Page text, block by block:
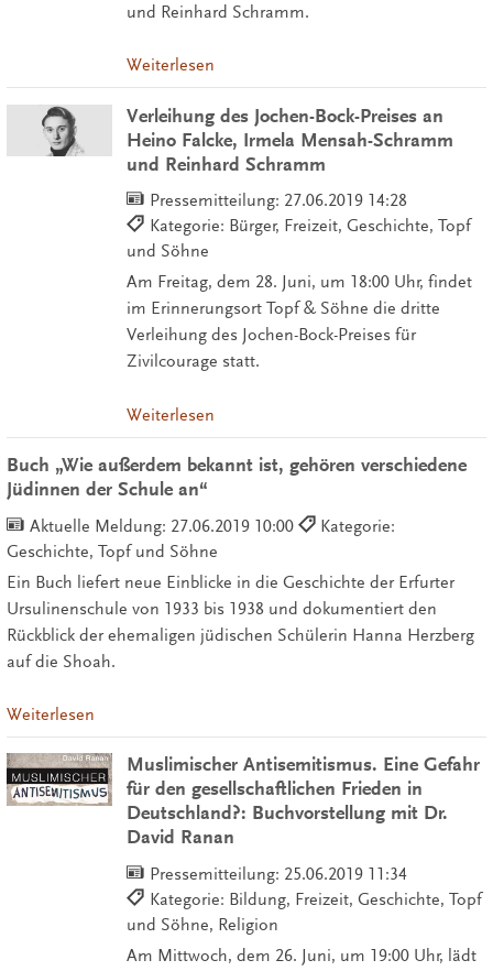
und Reinhard Schramm.
Weiterlesen
Verleihung des Jochen-Bock-Preises an
Heino Falcke, Irmela Mensah-Schramm
und Reinhard Schramm
Pressemitteilung: 27.06.2019 14:28
Kategorie: Bürger, Freizeit, Geschichte, Topf
und Söhne
Am Freitag, dem 28. Juni, um 18:00 Uhr, findet
im Erinnerungsort Topf & Söhne die dritte
Verleihung des Jochen-Bock-Preises für
Zivilcourage statt.
Weiterlesen
Buch „Wie außerdem bekannt ist, gehören verschiedene
Jüdinnen der Schule an“
Aktuelle Meldung: 27.06.2019 10:00
Kategorie:
Geschichte, Topf und Söhne
Ein Buch liefert neue Einblicke in die Geschichte der Erfurter
Ursulinenschule von 1933 bis 1938 und dokumentiert den
Rückblick der ehemaligen jüdischen Schülerin Hanna Herzberg
auf die Shoah.
Weiterlesen
Muslimischer Antisemitismus. Eine Gefahr
für den gesellschaftlichen Frieden in
Deutschland?: Buchvorstellung mit Dr.
David Ranan
Pressemitteilung: 25.06.2019 11:34
Kategorie: Bildung, Freizeit, Geschichte, Topf
und Söhne, Religion
Am Mittwoch, dem 26. Juni, um 19:00 Uhr, lädt